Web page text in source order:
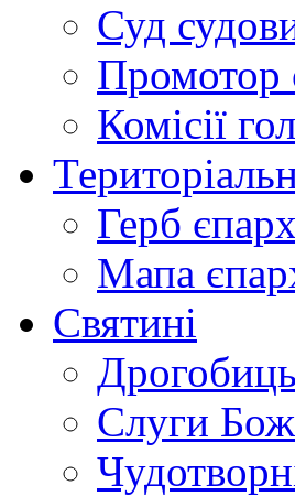
Суд
Промотор
Комісії
Герб
Мапа
Святині
Слуги